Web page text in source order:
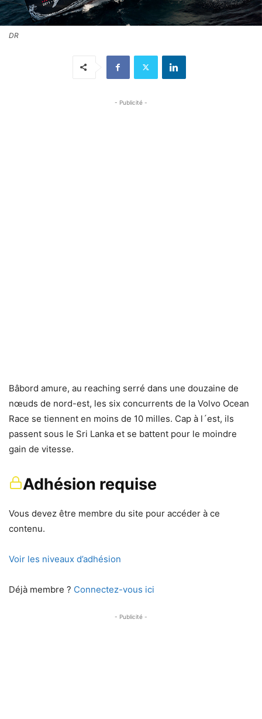
DR
- Publicité -
Bâbord amure, au reaching serré dans une douzaine de
nœuds de nord-est, les six concurrents de la Volvo Ocean
Race se tiennent en moins de 10 milles. Cap à l´est, ils
passent sous le Sri Lanka et se battent pour le moindre
gain de vitesse.
Adhésion requise
Vous devez être membre du site pour accéder à ce
contenu.
Voir les niveaux d’adhésion
Déjà membre ? Connectez-vous ici
- Publicité -